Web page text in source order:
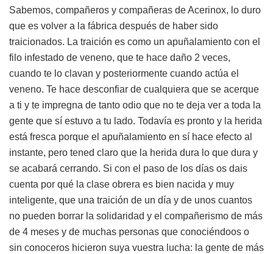
Sabemos, compañeros y compañeras de Acerinox, lo duro
que es volver a la fábrica después de haber sido
traicionados. La traición es como un apuñalamiento con el
filo infestado de veneno, que te hace daño 2 veces,
cuando te lo clavan y posteriormente cuando actúa el
veneno. Te hace desconfiar de cualquiera que se acerque
a ti y te impregna de tanto odio que no te deja ver a toda la
gente que sí estuvo a tu lado. Todavía es pronto y la herida
está fresca porque el apuñalamiento en sí hace efecto al
instante, pero tened claro que la herida dura lo que dura y
se acabará cerrando. Si con el paso de los días os dais
cuenta por qué la clase obrera es bien nacida y muy
inteligente, que una traición de un día y de unos cuantos
no pueden borrar la solidaridad y el compañerismo de más
de 4 meses y de muchas personas que conociéndoos o
sin conoceros hicieron suya vuestra lucha: la gente de más